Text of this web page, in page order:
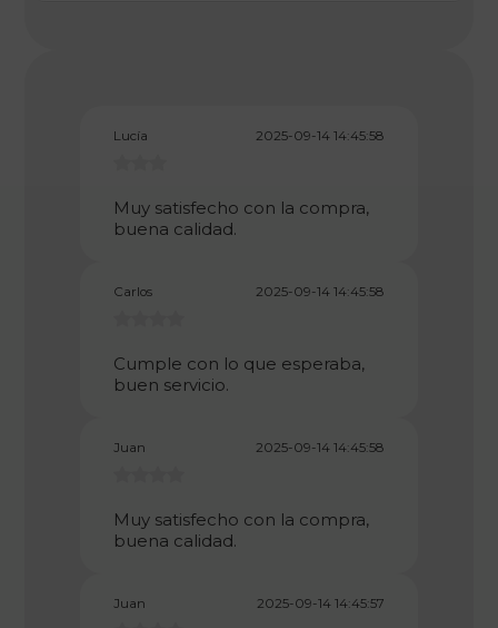
Lucía 2025-09-14 14:45:58
Muy satisfecho con la compra,
buena calidad.
Carlos 2025-09-14 14:45:58
Cumple con lo que esperaba,
buen servicio.
Juan 2025-09-14 14:45:58
Muy satisfecho con la compra,
buena calidad.
Juan 2025-09-14 14:45:57